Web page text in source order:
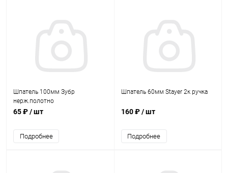
Шпатель 100мм Зубр
нерж.полотно
65 ₽/ шт
Подробнее
Шпатель 60мм Stayer 2к ручка
160 ₽/ шт
Подробнее